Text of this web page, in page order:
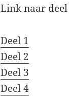
Link naar deel
Deel 1
Deel 2
Deel 3
Deel 4